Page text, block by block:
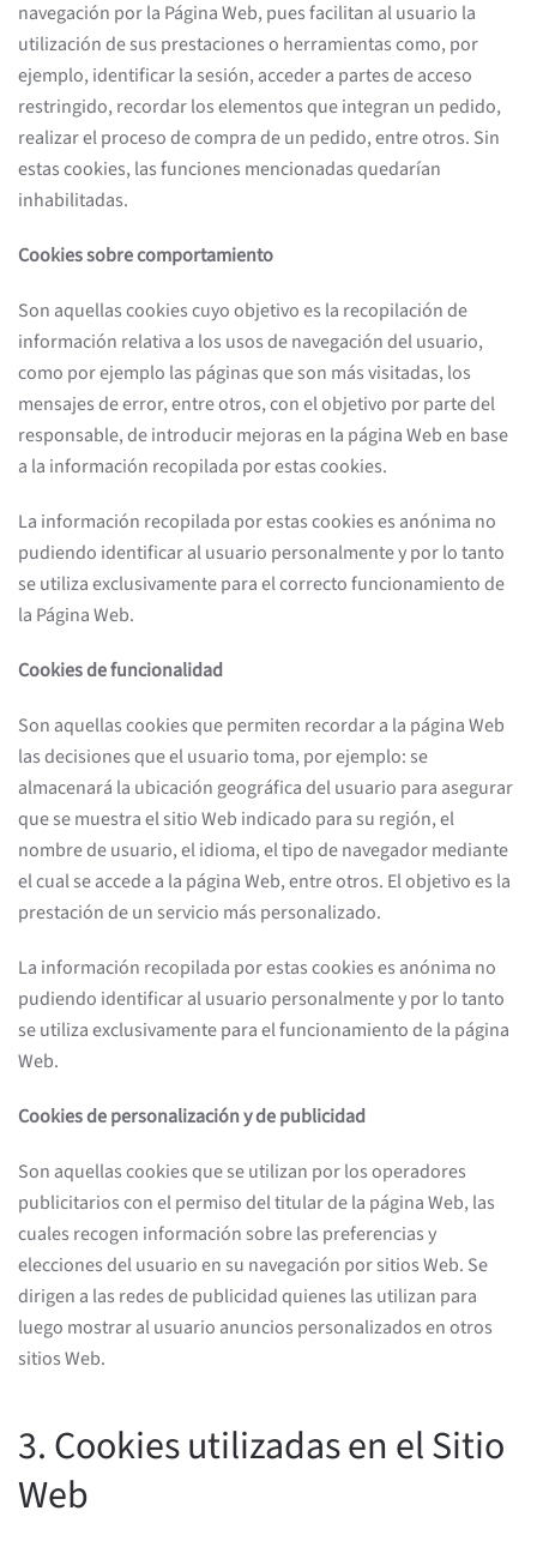
navegación por la Página Web, pues facilitan al usuario la
utilización de sus prestaciones o herramientas como, por
ejemplo, identificar la sesión, acceder a partes de acceso
restringido, recordar los elementos que integran un pedido,
realizar el proceso de compra de un pedido, entre otros. Sin
estas cookies, las funciones mencionadas quedarían
inhabilitadas.
Cookies sobre comportamiento
Son aquellas cookies cuyo objetivo es la recopilación de
información relativa a los usos de navegación del usuario,
como por ejemplo las páginas que son más visitadas, los
mensajes de error, entre otros, con el objetivo por parte del
responsable, de introducir mejoras en la página Web en base
a la información recopilada por estas cookies.
La información recopilada por estas cookies es anónima no
pudiendo identificar al usuario personalmente y por lo tanto
se utiliza exclusivamente para el correcto funcionamiento de
la Página Web.
Cookies de funcionalidad
Son aquellas cookies que permiten recordar a la página Web
las decisiones que el usuario toma, por ejemplo: se
almacenará la ubicación geográfica del usuario para asegurar
que se muestra el sitio Web indicado para su región, el
nombre de usuario, el idioma, el tipo de navegador mediante
el cual se accede a la página Web, entre otros. El objetivo es la
prestación de un servicio más personalizado.
La información recopilada por estas cookies es anónima no
pudiendo identificar al usuario personalmente y por lo tanto
se utiliza exclusivamente para el funcionamiento de la página
Web.
Cookies de personalización y de publicidad
Son aquellas cookies que se utilizan por los operadores
publicitarios con el permiso del titular de la página Web, las
cuales recogen información sobre las preferencias y
elecciones del usuario en su navegación por sitios Web. Se
dirigen a las redes de publicidad quienes las utilizan para
luego mostrar al usuario anuncios personalizados en otros
sitios Web.
3. Cookies utilizadas en el Sitio
Web